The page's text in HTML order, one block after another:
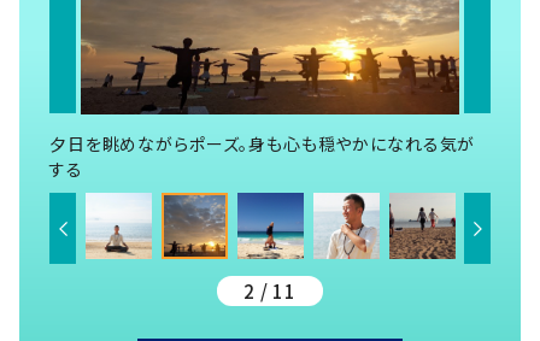
夕日を眺めながらポーズ。身も心も穏やかになれる気が
する
2 / 11